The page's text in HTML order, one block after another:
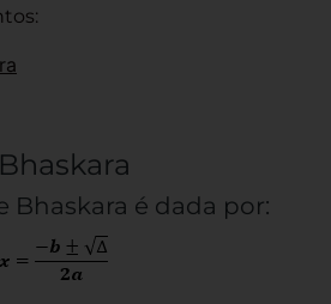
Bhaskara é dada por: